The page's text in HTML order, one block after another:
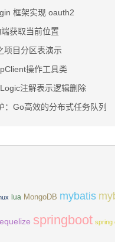
框架实现 oauth2
获取当前位置
项目分区表演示
操作工具类
注解表示逻辑删除
：Go高效的分布式任务队列
lua MongoDB mybatis
springboot spring